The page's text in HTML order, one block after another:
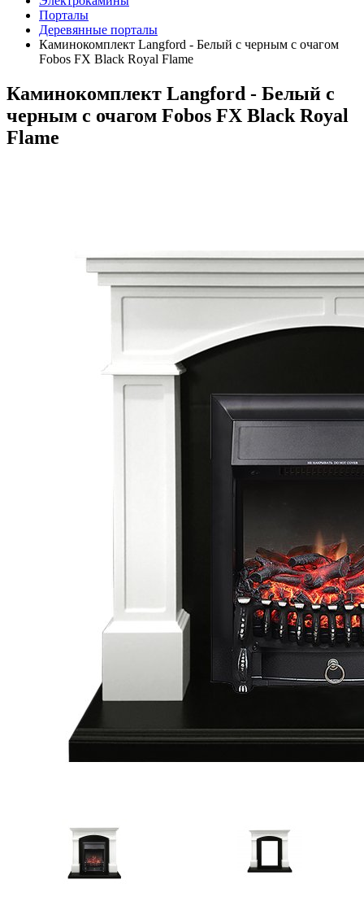
Порталы
Деревянные порталы
Каминокомплект Langford - Белый с черным с очагом
Fobos FX Black Royal Flame
Каминокомплект Langford - Белый с
черным с очагом Fobos FX Black Royal
Flame